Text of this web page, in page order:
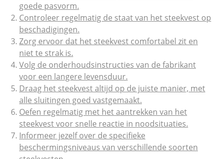
goede pasvorm.
Controleer regelmatig de staat van het steekvest op
beschadigingen.
Zorg ervoor dat het steekvest comfortabel zit en
niet te strak is.
Volg de onderhoudsinstructies van de fabrikant
voor een langere levensduur.
Draag het steekvest altijd op de juiste manier, met
alle sluitingen goed vastgemaakt.
Oefen regelmatig met het aantrekken van het
steekvest voor snelle reactie in noodsituaties.
Informeer jezelf over de specifieke
beschermingsniveaus van verschillende soorten